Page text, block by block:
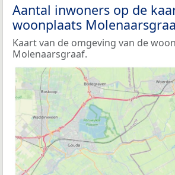
Aantal inwoners op de
woonplaats
Kaart van de omgeving van de
Molenaarsgraaf.